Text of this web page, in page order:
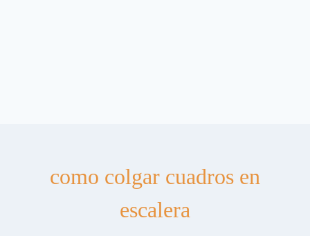
como colgar cuadros en
escalera